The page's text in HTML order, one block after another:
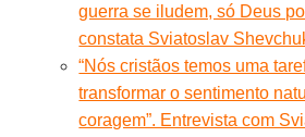
guerra se iludem, só Deus
constata Sviatoslav
“Nós cristãos temos uma
transformar o sentimento
coragem”. Entrevista com